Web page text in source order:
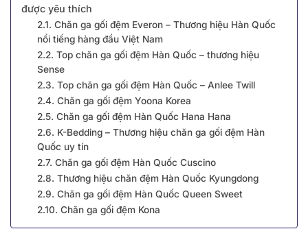
được yêu thích
2.1. Chăn ga gối đệm Everon – Thương hiệu Hàn Quốc
nổi tiếng hàng đầu Việt Nam
2.2. Top chăn ga gối đệm Hàn Quốc – thương hiệu
Sense
2.3. Top chăn ga gối đệm Hàn Quốc – Anlee Twill
2.4. Chăn ga gối đệm Yoona Korea
2.5. Chăn ga gối đệm Hàn Quốc Hana Hana
2.6. K-Bedding – Thương hiệu chăn ga gối đệm Hàn
Quốc uy tín
2.7. Chăn ga gối đệm Hàn Quốc Cusci͏no
2.8. Thương hiệu chăn đệm Hàn Quốc Kyungdong
2.9. Chăn ga gối đệm Hàn Quốc Queen Sweet
2.10. Chăn ga gối đệm Kona